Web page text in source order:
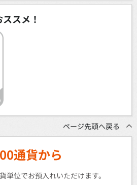
スメ！
ページ先頭へ戻る
通貨から
単位でお預入れいただけます。